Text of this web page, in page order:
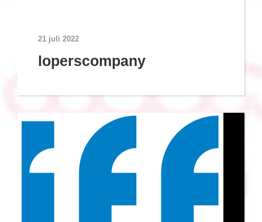
21 juli 2022
loperscompany